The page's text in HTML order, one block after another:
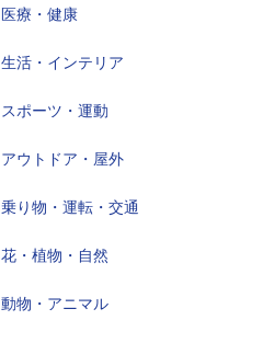
医療・健康
生活・インテリア
スポーツ・運動
アウトドア・屋外
乗り物・運転・交通
花・植物・自然
動物・アニマル